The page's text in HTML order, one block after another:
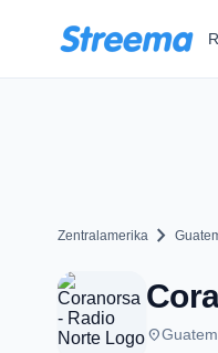
Zentralamerika chevron_right
place